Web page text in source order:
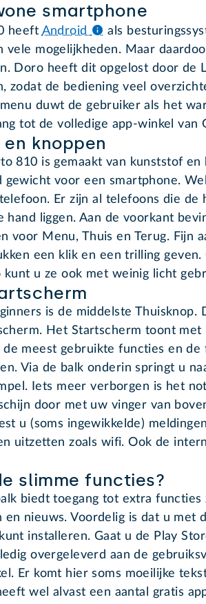
smartphone
heeft Android
als
vele mogelijkheden. Maar
Doro heeft dit opgelost door de
zodat de bediening veel
duwt de gebruiker als het
tot de volledige app-winkel van
en knoppen
810 is gemaakt van kunststof
gewicht voor een smartphone.
Er zijn al telefoons die de
hand liggen. Aan de voorkant
voor Menu, Thuis en Terug. Fijn
een klik en een trilling geven.
kunt u ze ook met weinig licht
is de middelste Thuisknop.
Het Startscherm toont met
de meest gebruikte functies en de
Via de balk onderin springt u
Iets meer verborgen is het
door met uw vinger van
u (soms ingewikkelde)
uitzetten zoals wifi. Ook de
slimme functies?
biedt toegang tot extra functies
nieuws. Voordelig is dat u met
installeren. Gaat u de Play
overgeleverd aan de
Er komt hier soms moeilijke
wel alvast een aantal gratis